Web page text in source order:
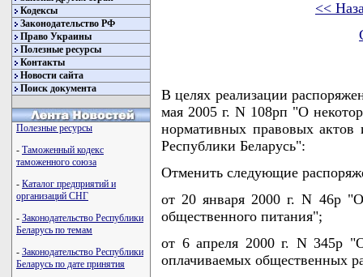
Кодексы
Законодательство РФ
Право Украины
Полезные ресурсы
Контакты
Новости сайта
Поиск документа
Полезные ресурсы
- Таможенный кодекс
таможенного союза
- Каталог предприятий и
организаций СНГ
- Законодательство Республики
Беларусь по темам
- Законодательство Республики
Беларусь по дате принятия
<<
В целях реализации
мая 2005 г. N 108рп "О
нормативных правовых актов
Республики Беларусь":
Отменить следующие
от 20 января 2000 г. N 46р
общественного питания";
от 6 апреля 2000 г. N 345р
оплачиваемых общественных